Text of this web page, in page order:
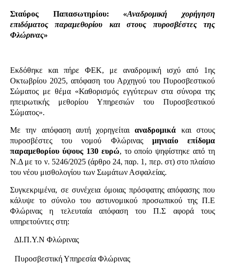
Σταύρος Παπασωτηρίου: «Αναδρομική χορήγηση
επιδόματος παραμεθορίου και στους πυροσβέστες της
Φλώρινας»
Εκδόθηκε και πήρε ΦΕΚ, με αναδρομική ισχύ από 1ης
Οκτωβρίου 2025, απόφαση του Αρχηγού του Πυροσβεστικού
Σώματος με θέμα «Καθορισμός εγγύτερων στα σύνορα της
ηπειρωτικής μεθορίου Υπηρεσιών του Πυροσβεστικού
Σώματος».
Με την απόφαση αυτή χορηγείταιαναδρομικά και στους
πυροσβέστες του νομού Φλώρινας μηνιαίο επίδομα
παραμεθορίου ύψους 130 ευρώ, το οποίο ψηφίστηκε από τη
Ν.Δ με το ν. 5246/2025 (άρθρο 24, παρ. 1, περ. στ) στο πλαίσιο
του νέου μισθολογίου των Σωμάτων Ασφαλείας.
Συγκεκριμένα, σε συνέχεια όμοιας πρόσφατης απόφασης που
κάλυψε το σύνολο του αστυνομικού προσωπικού της Π.Ε
Φλώρινας η τελευταία απόφαση του Π.Σ αφορά τους
υπηρετούντες στη:
ΔΙ.Π.Υ.Ν Φλώρινας
Πυροσβεστική Υπηρεσία Φλώρινας